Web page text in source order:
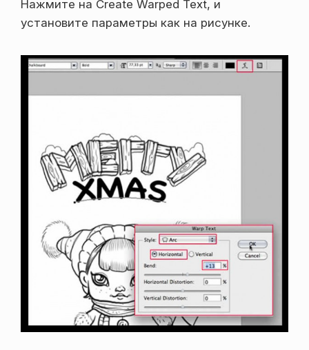
Нажмите на Create Warped Text, и
установите параметры как на рисунке.